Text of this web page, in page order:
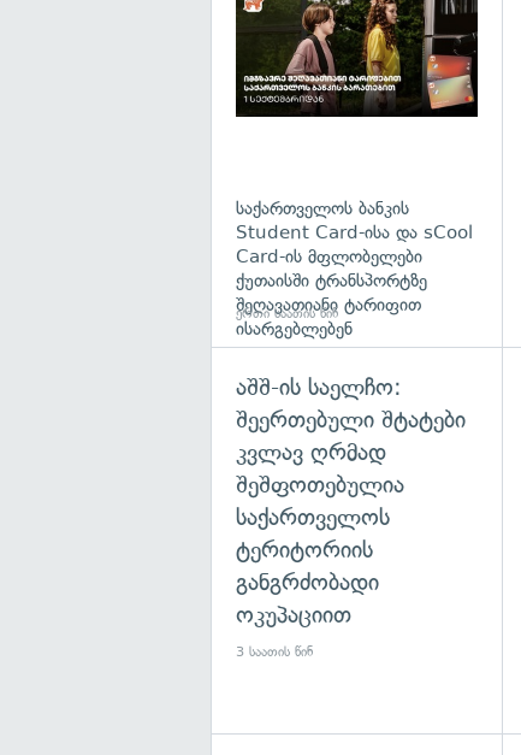
საქართველოს ბანკის
Student Card-ისა და sCool
Card-ის მფლობელები
ქუთაისში ტრანსპორტზე
შეღავათიანი ტარიფით
ისარგებლებენ
ერთი საათის წინ
აშშ-ის საელჩო:
შეერთებული შტატები
კვლავ ღრმად
შეშფოთებულია
საქართველოს
ტერიტორიის
განგრძობადი
ოკუპაციით
3 საათის წინ